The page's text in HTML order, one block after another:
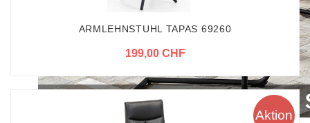
ARMLEHNSTUHL TAPAS 69260
199,00 CHF
Aktion